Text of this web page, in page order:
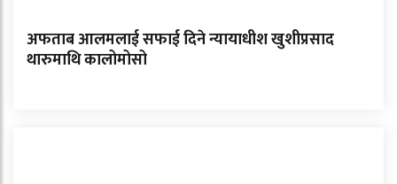
अफताब आलमलाई सफाई दिने न्यायाधीश खुशीप्रसाद
थारुमाथि कालोमोसो